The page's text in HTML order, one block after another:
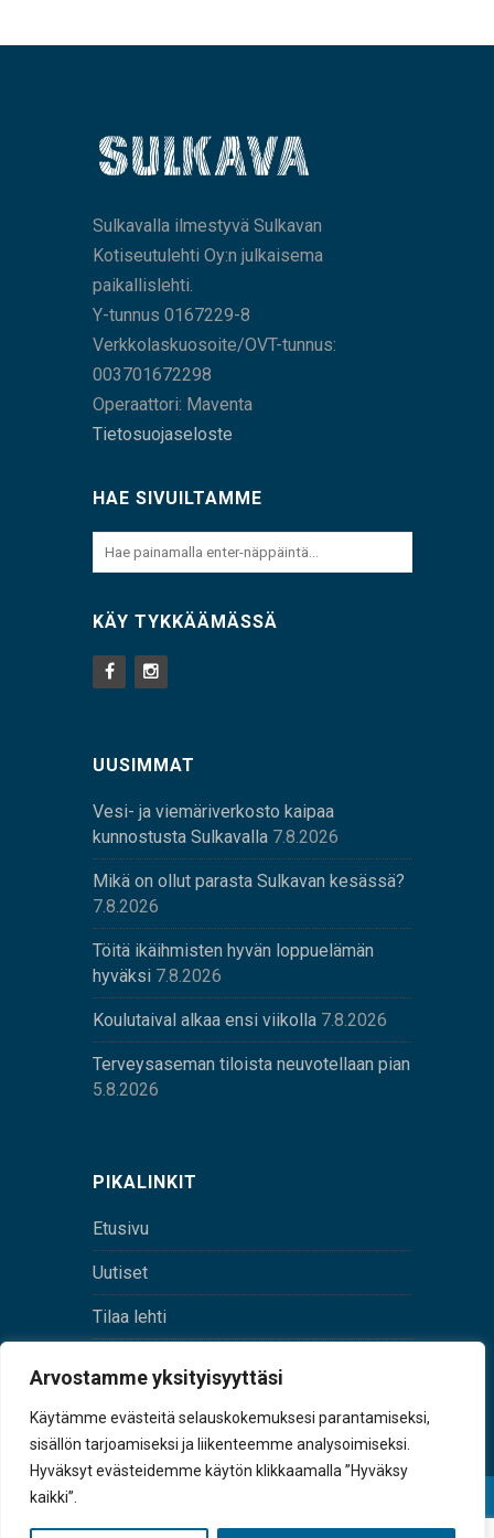
Arvostamme yksityisyyttäsi
Käytämme evästeitä selauskokemuksesi parantamiseksi,
sisällön tarjoamiseksi ja liikenteemme analysoimiseksi.
Hyväksyt evästeidemme käytön klikkaamalla ”Hyväksy
kaikki”.
Sulkavalla ilmestyvä Sulkavan
Kotiseutulehti Oy:n julkaisema
paikallislehti.
Y-tunnus 0167229-8
Verkkolaskuosoite/OVT-tunnus:
003701672298
Operaattori: Maventa
Tietosuojaseloste
HAE SIVUILTAMME
KÄY TYKKÄÄMÄSSÄ
UUSIMMAT
Vesi- ja viemäriverkosto kaipaa
kunnostusta Sulkavalla 7.8.2026
Mikä on ollut parasta Sulkavan kesässä?
7.8.2026
Töitä ikäihmisten hyvän loppuelämän
hyväksi 7.8.2026
Koulutaival alkaa ensi viikolla 7.8.2026
Terveysaseman tiloista neuvotellaan pian
5.8.2026
PIKALINKIT
Etusivu
Uutiset
Tilaa lehti
tunnus 0167229-8